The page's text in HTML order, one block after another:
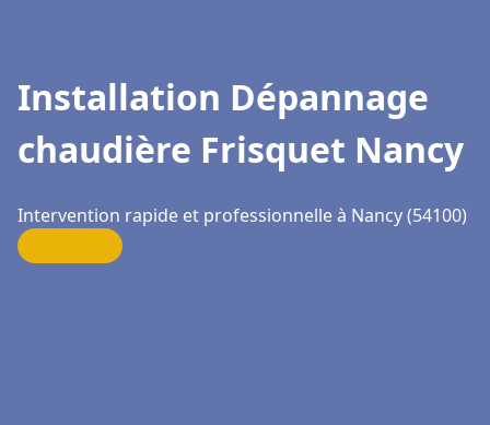
Installation Dépannage
chaudière Frisquet Nancy
Intervention rapide et professionnelle à Nancy (54100)